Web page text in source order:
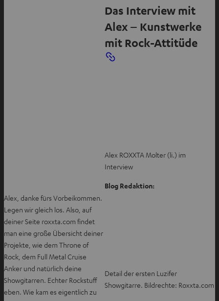
Das Interview mit
Alex – Kunstwerke
mit Rock-Attitüde
Alex ROXXTA Molter (li.) im
Interview
Blog Redaktion:
Alex, danke fürs Vorbeikommen.
Legen wir gleich los. Also, auf
deiner Seite roxxta.com findet
man eine große Übersicht deiner
Projekte, wie dem Throne of
Rock, dem Full Metal Cruise
Anker und natürlich deine
Showgitarren. Echter Rockstuff
eben. Wie kam es eigentlich zu
Detail der ersten Luzifer
Showgitarre. Bildrechte: Roxxta.com